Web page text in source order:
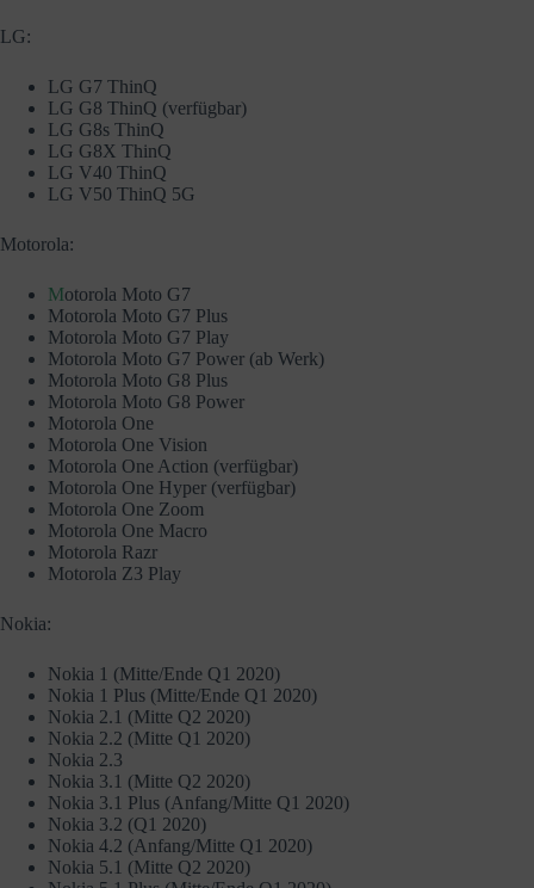
LG:
LG G7 ThinQ
LG G8 ThinQ (verfügbar)
LG G8s ThinQ
LG G8X ThinQ
LG V40 ThinQ
LG V50 ThinQ 5G
Motorola:
Motorola Moto G7
Motorola Moto G7 Plus
Motorola Moto G7 Play
Motorola Moto G7 Power (ab Werk)
Motorola Moto G8 Plus
Motorola Moto G8 Power
Motorola One
Motorola One Vision
Motorola One Action (verfügbar)
Motorola One Hyper (verfügbar)
Motorola One Zoom
Motorola One Macro
Motorola Razr
Motorola Z3 Play
Nokia:
Nokia 1 (Mitte/Ende Q1 2020)
Nokia 1 Plus (Mitte/Ende Q1 2020)
Nokia 2.1 (Mitte Q2 2020)
Nokia 2.2 (Mitte Q1 2020)
Nokia 2.3
Nokia 3.1 (Mitte Q2 2020)
Nokia 3.1 Plus (Anfang/Mitte Q1 2020)
Nokia 3.2 (Q1 2020)
Nokia 4.2 (Anfang/Mitte Q1 2020)
Nokia 5.1 (Mitte Q2 2020)